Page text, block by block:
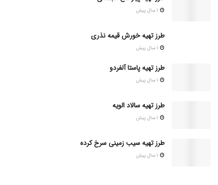
طرز تهیه خورش قیمه نذری
طرز تهیه پاستا آلفردو
طرز تهیه سالاد الویه
طرز تهیه سیب زمینی سرخ کرده